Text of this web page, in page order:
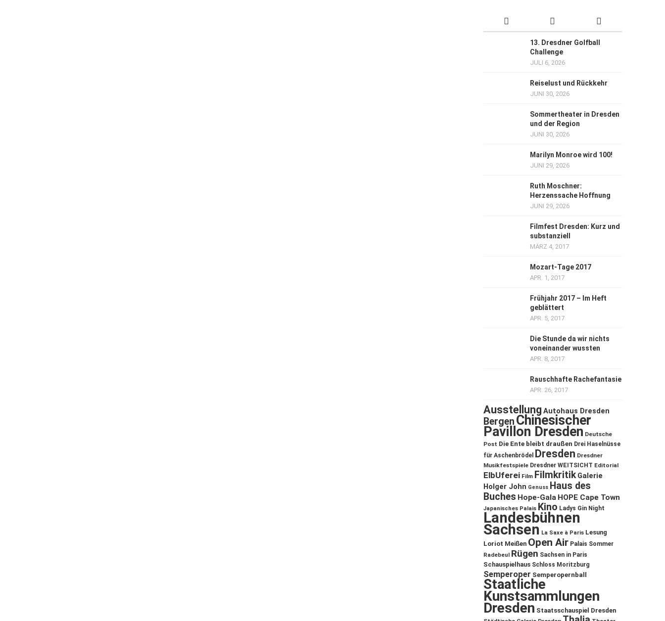
13. Dresdner Golfball
Challenge
JULI 6, 2026
Reiselust und Rückkehr
JUNI 30, 2026
Sommertheater in Dresden
und der Region
JUNI 30, 2026
Marilyn Monroe wird 100!
JUNI 29, 2026
Ruth Moschner:
Herzenssache Hoffnung
JUNI 29, 2026
Filmfest Dresden: Kurz und
substanziell
MÄRZ 4, 2017
Mozart-Tage 2017
APR. 1, 2017
Frühjahr 2017 – Im Heft
geblättert
APR. 5, 2017
Die Stunde da wir nichts
voneinander wussten
APR. 8, 2017
Rauschhafte Rachefantasie
APR. 26, 2017
Ausstellung Autohaus Dresden
Bergen Chinesischer
Pavillon Dresden Deutsche
Post Die Ente bleibt draußen Drei Haselnüsse
für Aschenbrödel
Dresden Dresdner
Musikfestspiele Dresdner WEITSICHT Editorial
ElbUferei Film Filmkritik Galerie
Holger John Genuss Haus des
Buches Hope-Gala HOPE Cape Town
Japanisches Palais Kino Ladys Gin Night
Landesbühnen
Sachsen La Saxe à Paris Lesung
Loriot Meißen Open Air Palais Sommer
Radebeul Rügen Sachsen in Paris
Schauspielhaus Schloss Moritzburg
Semperoper Semperopernball
Staatliche
Kunstsammlungen
Dresden Staatsschauspiel Dresden